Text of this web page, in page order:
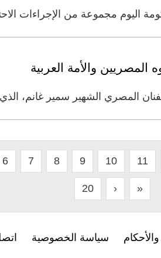
مجموعة من الإجراءات
والأمة العربية
المصري الشهير سمير
6 7 8 9 10 11
20 › »
سياسة الخصوصية